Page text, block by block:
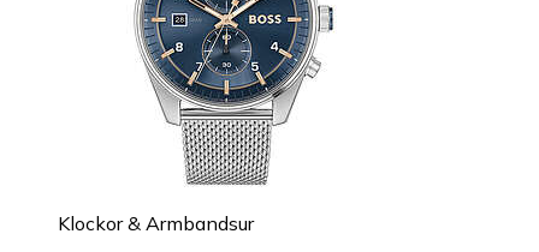
Klockor & Armbandsur